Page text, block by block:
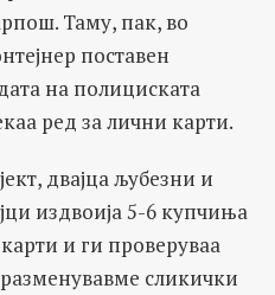
Таму, пак, во
поставен
на полициската
ред за лични карти.
двајца љубезни и
издвоија 5-6 купчиња
и ги проверуваа
сликички